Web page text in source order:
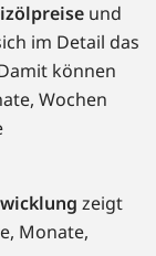
und
im Detail das
können
Wochen
zeigt
Monate,